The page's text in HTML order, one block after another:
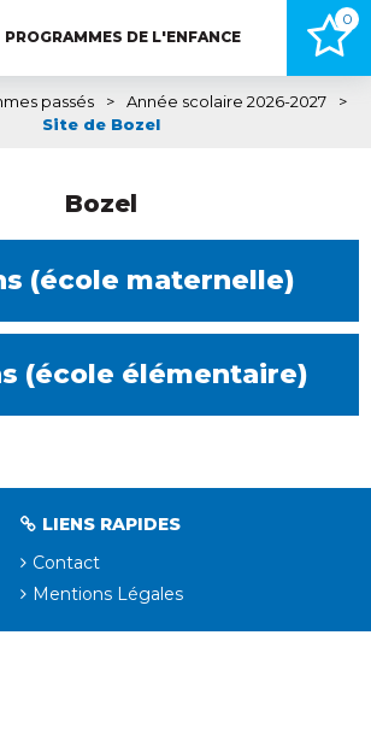
PROGRAMMES DE L'ENFANCE
0
passés > Année scolaire 2026-2027
>
Site de Bozel
Bozel
(école maternelle)
(école élémentaire)
LIENS RAPIDES
Contact
Mentions Légales